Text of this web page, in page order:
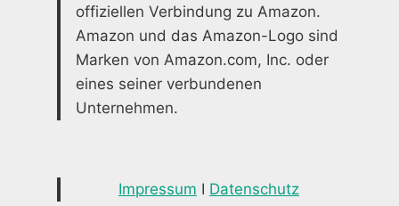
offiziellen Verbindung zu Amazon.
Amazon und das Amazon-Logo sind
Marken von Amazon.com, Inc. oder
eines seiner verbundenen
Unternehmen.
Impressum I Datenschutz